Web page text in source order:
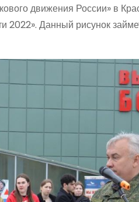
движения России» в
Данный рисунок